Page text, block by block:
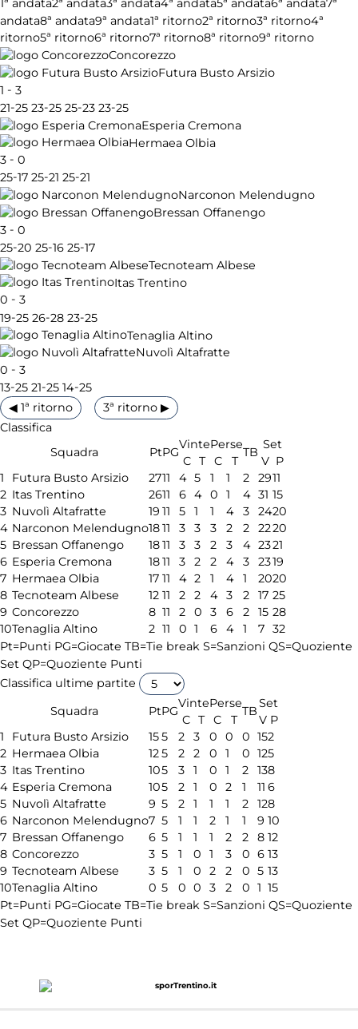
1ª andata2ª andata3ª andata4ª andata5ª andata6ª andata7ª
andata8ª andata9ª andata1ª ritorno2ª ritorno3ª ritorno4ª
ritorno5ª ritorno6ª ritorno7ª ritorno8ª ritorno9ª ritorno
Concorezzo
Futura Busto Arsizio
1 - 3
21-25 23-25 25-23 23-25
Esperia Cremona
Hermaea Olbia
3 - 0
25-17 25-21 25-21
Narconon Melendugno
Bressan Offanengo
3 - 0
25-20 25-16 25-17
Tecnoteam Albese
Itas Trentino
0 - 3
19-25 26-28 23-25
Tenaglia Altino
Nuvolì Altafratte
0 - 3
13-25 21-25 14-25
◀ 1ª ritorno
3ª ritorno ▶
Classifica
Squadra
PtPG
VintePerse
TB
Set
C T C T V P
1
Futura Busto Arsizio 2711 4 5 1 1 2 2911
2 Itas Trentino 2611 6 4 0 1 4 31 15
3 Nuvolì Altafratte 19 11 5 1 1 4 3 2420
4 Narconon Melendugno1811 3 3 3 2 2 2220
5 Bressan Offanengo 1811 3 3 2 3 4 2321
6 Esperia Cremona 1811 3 2 2 4 3 2319
7 Hermaea Olbia 17 11 4 2 1 4 1 2020
8 Tecnoteam Albese 12 11 2 2 4 3 2 17 25
9 Concorezzo 8 11 2 0 3 6 2 15 28
10Tenaglia Altino 2 11 0 1 6 4 1 7 32
Pt=Punti PG=Giocate TB=Tie break S=Sanzioni QS=Quoziente
Set QP=Quoziente Punti
Classifica ultime partite
Squadra
PtPG
VintePerse
TB
Set
C T C T V P
1
Futura Busto Arsizio 155 2 3 0 0 0 152
2 Hermaea Olbia 125 2 2 0 1 0 125
3 Itas Trentino 105 3 1 0 1 2 138
4 Esperia Cremona 105 2 1 0 2 1 11 6
5 Nuvolì Altafratte 9 5 2 1 1 1 2 128
6 Narconon Melendugno7 5 1 1 2 1 1 9 10
7 Bressan Offanengo 6 5 1 1 1 2 2 8 12
8 Concorezzo 3 5 1 0 1 3 0 6 13
9 Tecnoteam Albese 3 5 1 0 2 2 0 5 13
10Tenaglia Altino 0 5 0 0 3 2 0 1 15
Pt=Punti PG=Giocate TB=Tie break S=Sanzioni QS=Quoziente
Set QP=Quoziente Punti